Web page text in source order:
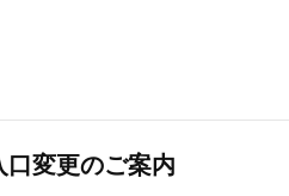
変更のご案内
スタッ
新社長就任